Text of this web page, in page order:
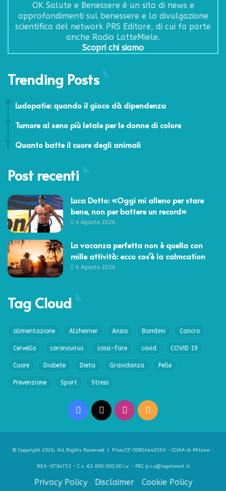
OK Salute e Benessere è un sito di news e
approfondimenti sul benessere e la divulgazione
scientifica del network PRS Editore, di cui fa parte
anche Radio LatteMiele.
Scopri chi siamo
Trending Posts
Ludopatie: quando il gioco dà dipendenza
Tumore al seno più letale per le donne di colore
Quanto batte il cuore degli animali
Post recenti
Luca Dotto: «Oggi mi alleno per stare
bene, non per battere un record»
4 Agosto 2026
La vacanza perfetta non è quella con
mille attività: ecco cos’è la calmcation
4 Agosto 2026
Tag Cloud
alimentazione Alzheimer Ansia Bambini Cancro
Cervello coronavirus cosa-fare covid COVID 19
Cuore Diabete Dieta Gravidanza Pelle
Prevenzione Sport Stress
Facebook Instagram
RSS
© Copyright 2026, All Rights Reserved | P.Iva/CF 00816440150 - CCIAA di Milano -
REA-0794713 - C.s. €2.000.000,00 i.v. - PEC p.r.s@legalmail.it
Privacy Policy Disclaimer Cookie Policy